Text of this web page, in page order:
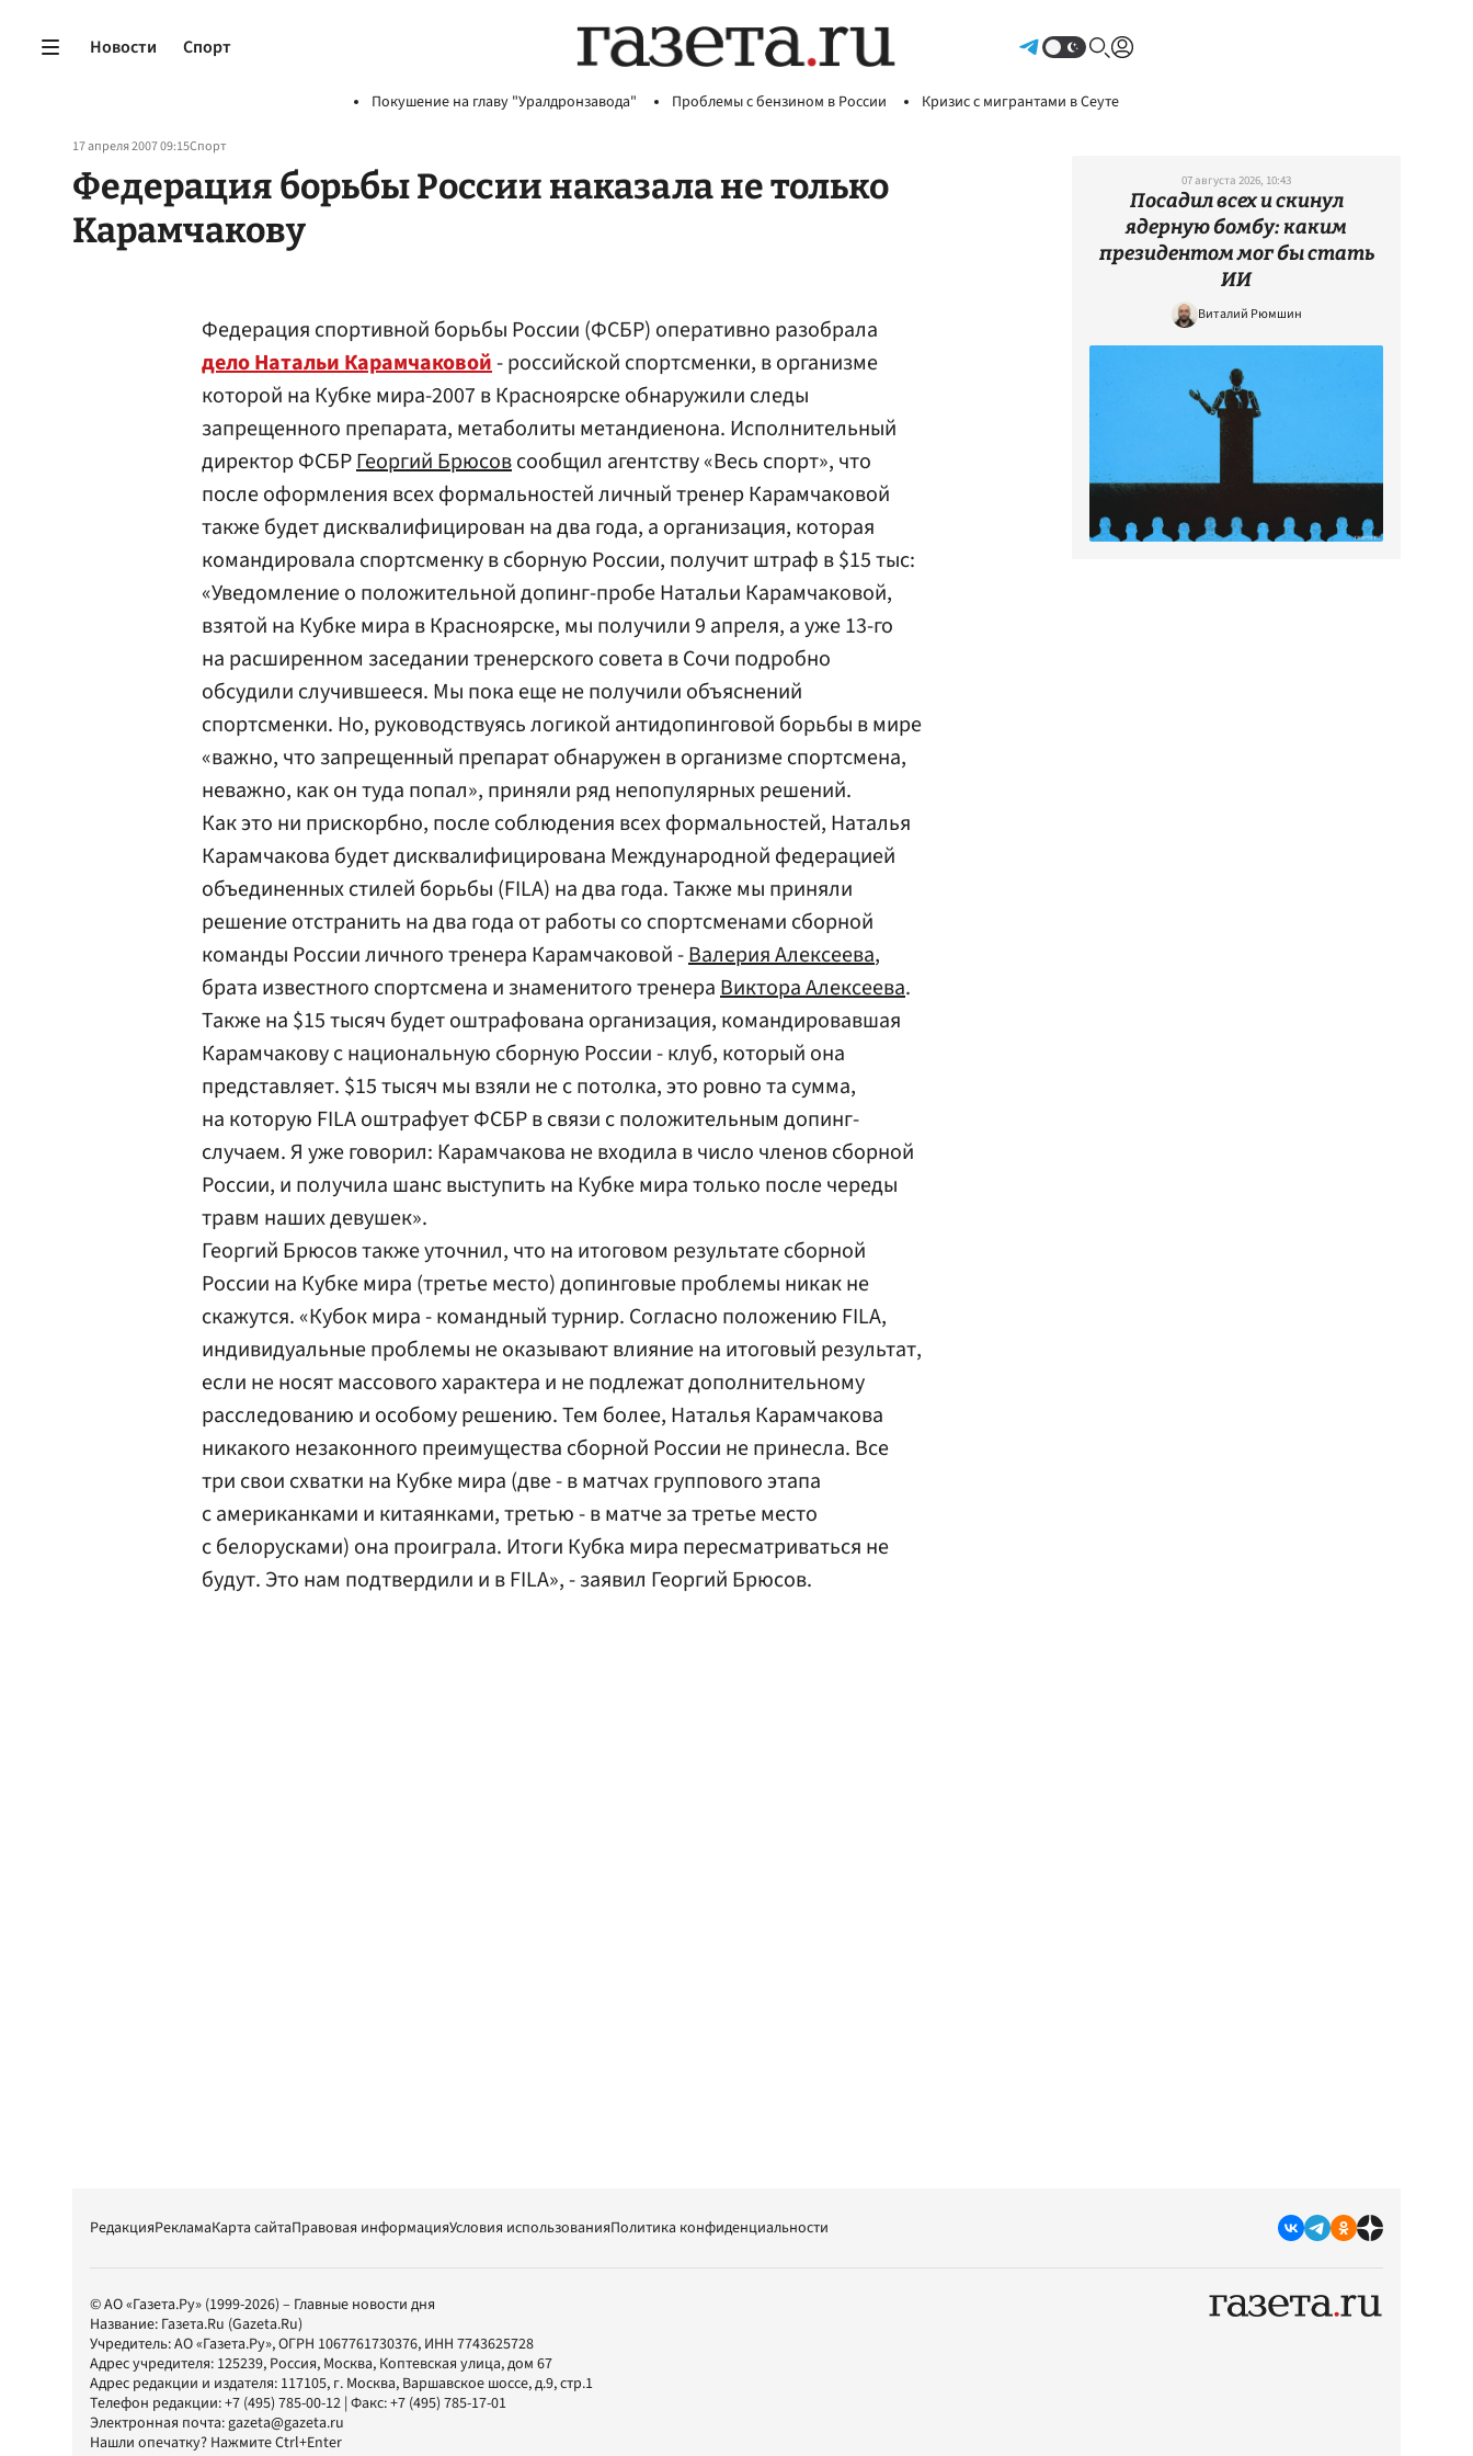
Новости Спорт
Покушение на главу "Уралдронзавода" Проблемы с бензином в России Кризис с мигрантами в Сеуте
17 апреля 2007 09:15Спорт
Федерация борьбы России наказала не только
Карамчакову
Федерация спортивной борьбы России (ФСБР) оперативно разобрала
дело Натальи Карамчаковой- российской спортсменки, в организме
которой на Кубке мира-2007 в Красноярске обнаружили следы
запрещенного препарата, метаболиты метандиенона. Исполнительный
директор ФСБРГеоргий Брюсовсообщил агентству «Весь спорт», что
после оформления всех формальностей личный тренер Карамчаковой
также будет дисквалифицирован на два года, а организация, которая
командировала спортсменку в сборную России, получит штраф в $15 тыс:
«Уведомление о положительной допинг-пробе Натальи Карамчаковой,
взятой на Кубке мира в Красноярске, мы получили 9 апреля, а уже 13-го
на расширенном заседании тренерского совета в Сочи подробно
обсудили случившееся. Мы пока еще не получили объяснений
спортсменки. Но, руководствуясь логикой антидопинговой борьбы в мире
«важно, что запрещенный препарат обнаружен в организме спортсмена,
неважно, как он туда попал», приняли ряд непопулярных решений.
Как это ни прискорбно, после соблюдения всех формальностей, Наталья
Карамчакова будет дисквалифицирована Международной федерацией
объединенных стилей борьбы (FILA) на два года. Также мы приняли
решение отстранить на два года от работы со спортсменами сборной
команды России личного тренера Карамчаковой -Валерия Алексеева,
брата известного спортсмена и знаменитого тренераВиктора Алексеева.
Также на $15 тысяч будет оштрафована организация, командировавшая
Карамчакову с национальную сборную России - клуб, который она
представляет. $15 тысяч мы взяли не с потолка, это ровно та сумма,
на которую FILA оштрафует ФСБР в связи с положительным допинг-
случаем. Я уже говорил: Карамчакова не входила в число членов сборной
России, и получила шанс выступить на Кубке мира только после череды
травм наших девушек».
Георгий Брюсов также уточнил, что на итоговом результате сборной
России на Кубке мира (третье место) допинговые проблемы никак не
скажутся. «Кубок мира - командный турнир. Согласно положению FILA,
индивидуальные проблемы не оказывают влияние на итоговый результат,
если не носят массового характера и не подлежат дополнительному
расследованию и особому решению. Тем более, Наталья Карамчакова
никакого незаконного преимущества сборной России не принесла. Все
три свои схватки на Кубке мира (две - в матчах группового этапа
с американками и китаянками, третью - в матче за третье место
с белорусками) она проиграла. Итоги Кубка мира пересматриваться не
будут. Это нам подтвердили и в FILA», - заявил Георгий Брюсов.
07 августа 2026, 10:43
Посадил всех и скинул
ядерную бомбу: каким
президентом мог бы стать
ИИ
Виталий Рюмшин
РедакцияРекламаКарта сайтаПравовая информацияУсловия использованияПолитика конфиденциальности
© АО «Газета.Ру» (1999-2026) – Главные новости дня
Название: Газета.Ru (Gazeta.Ru)
Учредитель:АО «Газета.Ру», ОГРН 1067761730376, ИНН 7743625728
Адрес учредителя: 125239, Россия, Москва, Коптевская улица, дом 67
Адрес редакции и издателя: 117105, г. Москва, Варшавское шоссе, д.9, стр.1
Телефон редакции:+7 (495) 785-00-12 | Факс:+7 (495) 785-17-01
Электронная почта:gazeta@gazeta.ru
Нашли опечатку? Нажмите Ctrl+Enter